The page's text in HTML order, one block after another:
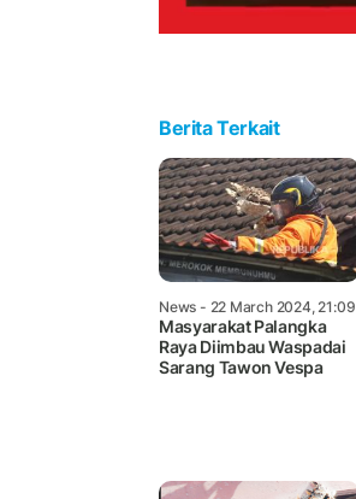
Berita Terkait
News - 22 March 2024, 21:09
Masyarakat Palangka
Raya Diimbau Waspadai
Sarang Tawon Vespa